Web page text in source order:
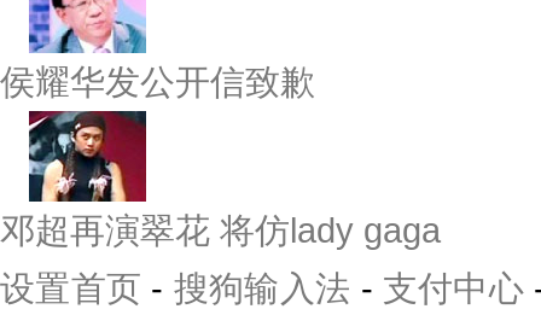
侯耀华发公开信致歉
邓超再演翠花 将仿lady gaga
设置首页 - 搜狗输入法 - 支付中心